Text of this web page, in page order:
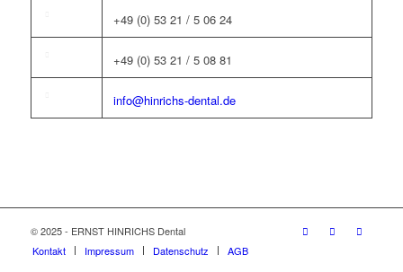
+49 (0) 53 21 / 5 06 24
+49 (0) 53 21 / 5 08 81
info@hinrichs-dental.de
© 2025 - ERNST HINRICHS Dental
Kontakt
Impressum Datenschutz AGB